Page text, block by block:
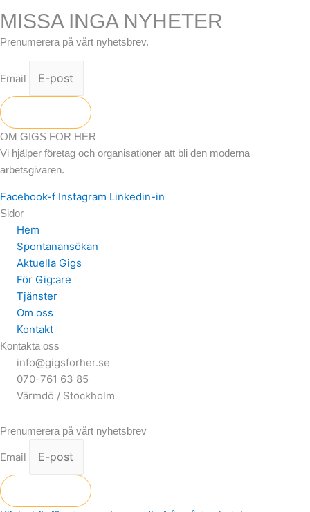
MISSA INGA NYHETER
Prenumerera på vårt nyhetsbrev.
Email
OM GIGS FOR HER
Vi hjälper företag och organisationer att bli den moderna
arbetsgivaren.
Facebook-f Instagram Linkedin-in
Sidor
Hem
Spontanansökan
Aktuella Gigs
För Gig:are
Tjänster
Om oss
Kontakt
Kontakta oss
info@gigsforher.se
070-761 63 85
Värmdö / Stockholm
Prenumerera på vårt nyhetsbrev
Email